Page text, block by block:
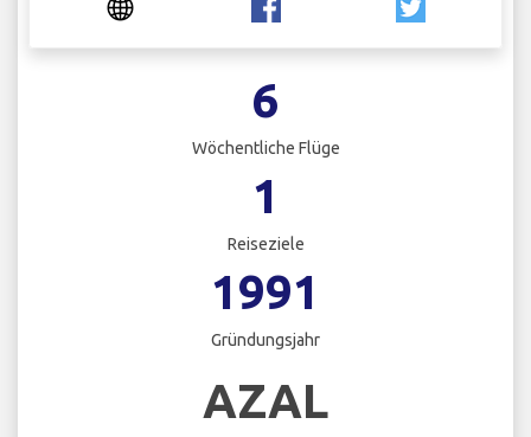
6
Wöchentliche Flüge
1
Reiseziele
1991
Gründungsjahr
AZAL